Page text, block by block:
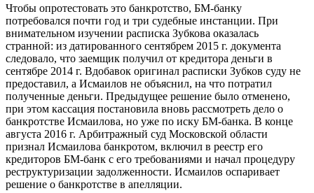
Чтобы опротестовать это банкротство, БМ-банку
потребовался почти год и три судебные инстанции. При
внимательном изучении расписка Зубкова оказалась
странной: из датированного сентябрем 2015 г. документа
следовало, что заемщик получил от кредитора деньги в
сентябре 2014 г. Вдобавок оригинал расписки Зубков суду не
предоставил, а Исмаилов не объяснил, на что потратил
полученные деньги. Предыдущее решение было отменено,
при этом кассация постановила вновь рассмотреть дело о
банкротстве Исмаилова, но уже по иску БМ-банка. В конце
августа 2016 г. Арбитражный суд Московской области
признал Исмаилова банкротом, включил в реестр его
кредиторов БМ-банк с его требованиями и начал процедуру
реструктуризации задолженности. Исмаилов оспаривает
решение о банкротстве в апелляции.